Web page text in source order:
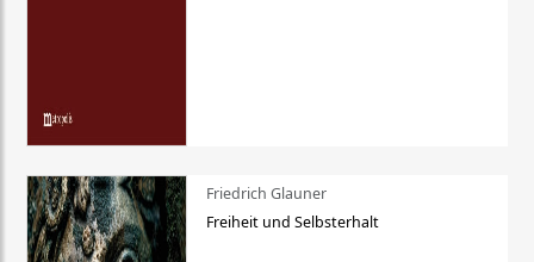
Friedrich Glauner
Freiheit und Selbsterhalt